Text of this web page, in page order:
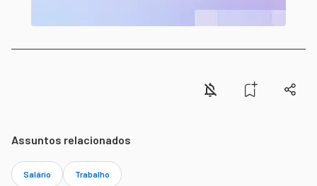
Assuntos relacionados
Salário Trabalho